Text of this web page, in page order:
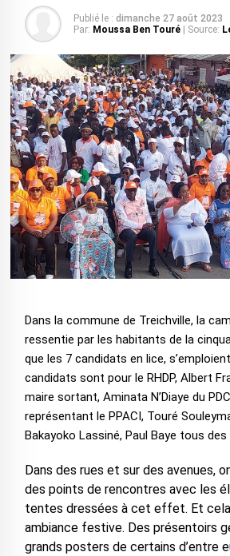
Publié le : dimanche 27 août 2023
Par: Moussa Ben Touré | Source:
Dans la commune de Treichville, la
ressentie par les habitants de la
que les 7 candidats en lice,
candidats sont pour le RHDP, Albert
maire sortant, Aminata N’Diaye du
représentant le PPACI, Touré
Bakayoko Lassiné, Paul Baye tous
Dans des rues et sur des avenues,
des points de rencontres avec les
tentes dressées à cet effet. Et cela
ambiance festive. Des présentoirs
grands posters de certains d’entre